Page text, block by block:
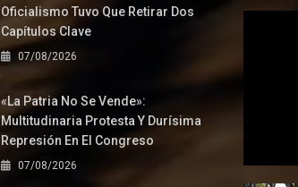
Oficialismo Tuvo Que Retirar Dos
Capítulos Clave
07/08/2026
«La Patria No Se Vende»:
Multitudinaria Protesta Y Durísima
Represión En El Congreso
07/08/2026